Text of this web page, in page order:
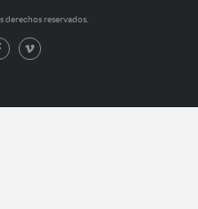
derechos reservados.